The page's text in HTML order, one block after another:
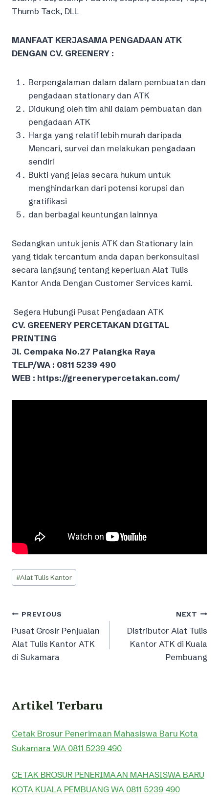
Thumb Tack, DLL
MANFAAT KERJASAMA PENGADAAN ATK
DENGAN CV. GREENERY :
Berpengalaman dalam dalam pembuatan dan
pengadaan stationary dan ATK
Didukung oleh tim ahli dalam pembuatan dan
pengadaan ATK
Harga yang relatif lebih murah daripada
Mencari, survei dan melakukan pengadaan
sendiri
Bukti yang jelas secara hukum untuk
menghindarkan dari potensi korupsi dan
gratifikasi
dan berbagai keuntungan lainnya
Sedangkan untuk jenis ATK dan Stationary lain
yang tidak tercantum anda dapan berkonsultasi
secara langsung tentang keperluan Alat Tulis
Kantor Anda Dengan Customer Services kami.
Segera Hubungi Pusat Pengadaan ATK
CV. GREENERY PERCETAKAN DIGITAL
PRINTING
Jl. Cempaka No.27 Palangka Raya
TELP/WA : 0811 5239 490
WEB : https://greenerypercetakan.com/
Post
Tags:
#Alat Tulis Kantor
Post
navigation
PREVIOUS
Pusat Grosir Penjualan
Alat Tulis Kantor ATK
di Sukamara
NEXT
Distributor Alat Tulis
Kantor ATK di Kuala
Pembuang
Artikel Terbaru
Cetak Brosur Penerimaan Mahasiswa Baru Kota
Sukamara WA 0811 5239 490
CETAK BROSUR PENERIMAAN MAHASISWA BARU
KOTA KUALA PEMBUANG WA 0811 5239 490